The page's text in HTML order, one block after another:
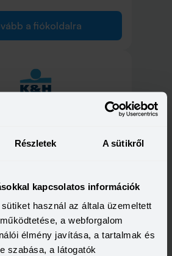
Részletek A sütikről
kapcsolatos információk
használ az általa üzemeltett
a webforgalom
élmény javítása, a tartalmak és
szabása, a látogatók
a fiókoldalra
a fiókoldalra
Budapest, Október
utca 8-10.